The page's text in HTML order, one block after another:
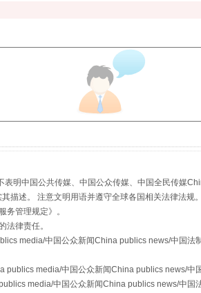
生物安全法正式实施
"炒鞋教程"里的骗局
表明中国公共传媒、中国公众传媒、中国全民传媒
描述。 注意文明用语并遵守全球各国相关法律法规。
务管理规定》。
法律责任。
media/中国公众新闻China publics news/中国
publics media/中国公众新闻China publics news/
media/中国公众新闻China publics news/中